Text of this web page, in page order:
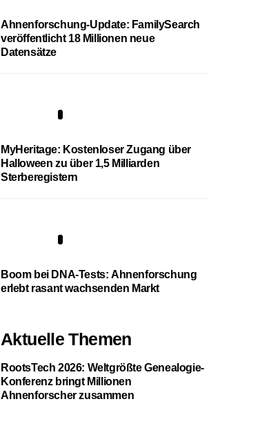
Ahnenforschung-Update: FamilySearch
veröffentlicht 18 Millionen neue
Datensätze
MyHeritage: Kostenloser Zugang über
Halloween zu über 1,5 Milliarden
Sterberegistern
Boom bei DNA-Tests: Ahnenforschung
erlebt rasant wachsenden Markt
Aktuelle Themen
RootsTech 2026: Weltgrößte Genealogie-
Konferenz bringt Millionen
Ahnenforscher zusammen